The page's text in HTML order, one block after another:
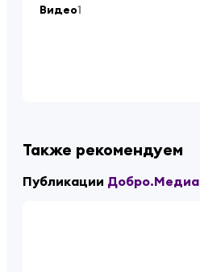
Видео1
Также рекомендуем
Публикации Добро.Медиа